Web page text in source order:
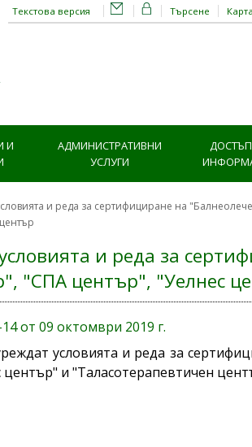
Търсене
Текстова версия
И
АДМИНИСТРАТИВНИ
УСЛУГИ
и реда за сертифициране на
и реда за
"СПА център", "Уелнес
от 09 октомври 2019 г.
условията и реда за
център" и "Таласотерапевтичен